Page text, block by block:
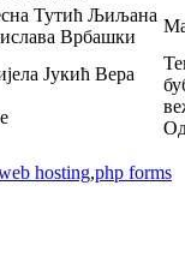
Тутић Љиљана
Врбашки
Јукић Вера
hosting,php forms